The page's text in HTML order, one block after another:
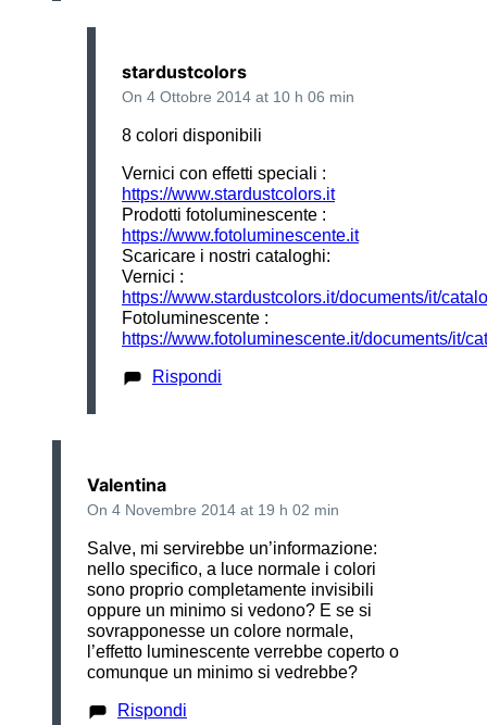
stardustcolors
On 4 Ottobre 2014 at 10 h 06 min
8 colori disponibili
Vernici con effetti speciali :
https://www.stardustcolors.it
Prodotti fotoluminescente :
https://www.fotoluminescente.it
Scaricare i nostri cataloghi:
Vernici :
https://www.stardustcolors.it/documents/it/
Fotoluminescente :
https://www.fotoluminescente.it/documents/it/
Rispondi
Valentina
On 4 Novembre 2014 at 19 h 02 min
Salve, mi servirebbe un’informazione:
nello specifico, a luce normale i colori
sono proprio completamente invisibili
oppure un minimo si vedono? E se si
sovrapponesse un colore normale,
l’effetto luminescente verrebbe coperto o
comunque un minimo si vedrebbe?
Rispondi